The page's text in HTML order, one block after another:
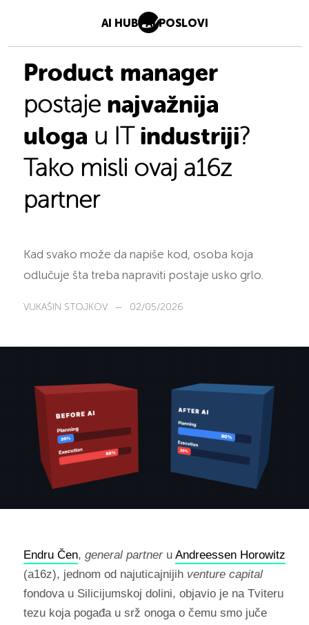
AI HUB AI POSLOVI
Product manager
postaje najvažnija
uloga u IT industriji?
Tako misli ovaj a16z
partner
Kad svako može da napiše kod, osoba koja
odlučuje šta treba napraviti postaje usko grlo.
VUKAŠIN STOJKOV — 02/05/2026
Endru Čen, general partneru Andreessen Horowitz
(a16z), jednom od najuticajnijih venture capital
fondova u Silicijumskoj dolini, objavio je na Tviteru
tezu koja pogađa u srž onoga o čemu smo juče